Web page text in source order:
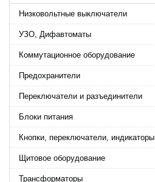
Низковольтные выключатели
УЗО, Дифавтоматы
Коммутационное оборудование
Предохранители
Переключатели и разъединители
Блоки питания
Кнопки, переключатели, индикаторы
Щитовое оборудование
Трансформаторы